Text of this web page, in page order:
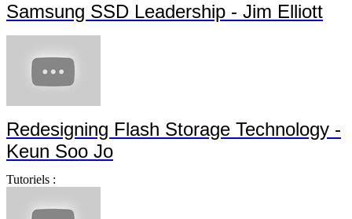
Samsung SSD Leadership - Jim Elliott
Redesigning Flash Storage Technology -
Keun Soo Jo
Tutoriels :